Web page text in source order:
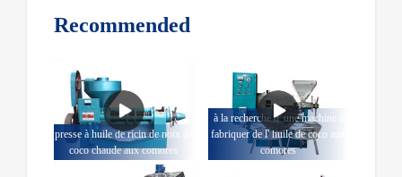
Recommended
presse à huile de ricin de noix de
coco chaude aux comores
à la recherche d' une machine à
fabriquer de l' huile de coco aux
comores